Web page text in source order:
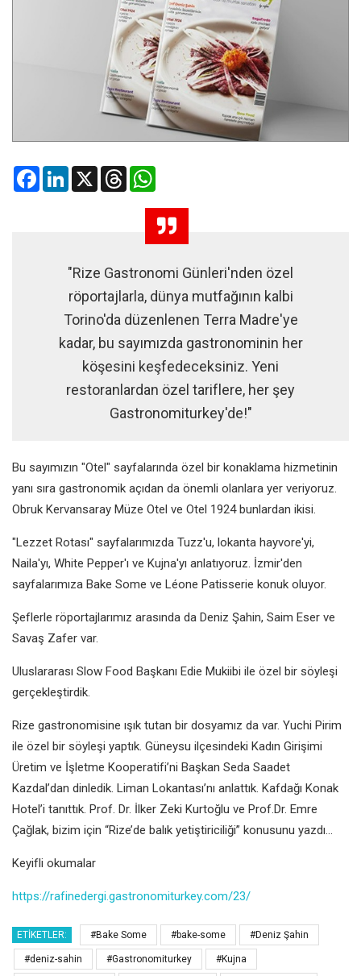
FacebookLinkedIn
X Threads
"Rize Gastronomi Günleri'nden özel
röportajlarla, dünya mutfağının kalbi
Torino'da düzenlenen Terra Madre'ye
kadar, bu sayımızda gastronominin her
köşesini keşfedeceksiniz. Yeni
restoranlardan özel tariflere, her şey
Gastronomiturkey'de!"
Bu sayımızın "Otel" sayfalarında özel bir konaklama hizmetinin
yanı sıra gastronomik açıdan da önemli olanlara yer veriyoruz.
Obruk Kervansaray Müze Otel ve Otel 1924 bunlardan ikisi.
"Lezzet Rotası" sayfalarımızda Tuzz'u, lokanta hayvore'yi,
Naila'yı, White Pepper'ı ve Kujna'yı anlatıyoruz. İzmir'den
sayfalarımıza Bake Some ve Léone Patisserie konuk oluyor.
Şeflerle röportajlarımız arasında da Deniz Şahin, Saim Eser ve
Savaş Zafer var.
Uluslararası Slow Food Başkanı Edie Mukiibi ile özel bir söyleşi
gerçekleştirdik.
Rize gastronomisine ışık tutan bir dosyamız da var. Yuchi Pirim
ile özel bir söyleşi yaptık. Güneysu ilçesindeki Kadın Girişimi
Üretim ve İşletme Kooperatifi’ni Başkan Seda Saadet
Kazdal’dan dinledik. Liman Lokantası’nı anlattık. Kafdağı Konak
Hotel’i tanıttık. Prof. Dr. İlker Zeki Kurtoğlu ve Prof.Dr. Emre
Çağlak, bizim için “Rize’de balık yetiştiriciliği” konusunu yazdı...
Keyifli okumalar
https://rafinedergi.gastronomiturkey.com/23/
ETIKETLER: #Bake Some #bake-some #Deniz Şahin
#deniz-sahin #Gastronomiturkey #Kujna